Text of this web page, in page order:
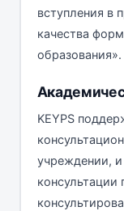
вступления в
качества
образования».
KEYPS
учреждении, и